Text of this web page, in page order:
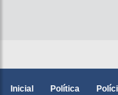
Inicial Política